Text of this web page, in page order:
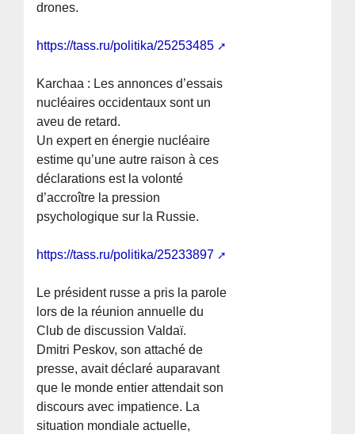
drones.
https://tass.ru/politika/25253485
Karchaa : Les annonces d’essais
nucléaires occidentaux sont un
aveu de retard.
Un expert en énergie nucléaire
estime qu’une autre raison à ces
déclarations est la volonté
d’accroître la pression
psychologique sur la Russie.
https://tass.ru/politika/25233897
Le président russe a pris la parole
lors de la réunion annuelle du
Club de discussion Valdaï.
Dmitri Peskov, son attaché de
presse, avait déclaré auparavant
que le monde entier attendait son
discours avec impatience. La
situation mondiale actuelle,